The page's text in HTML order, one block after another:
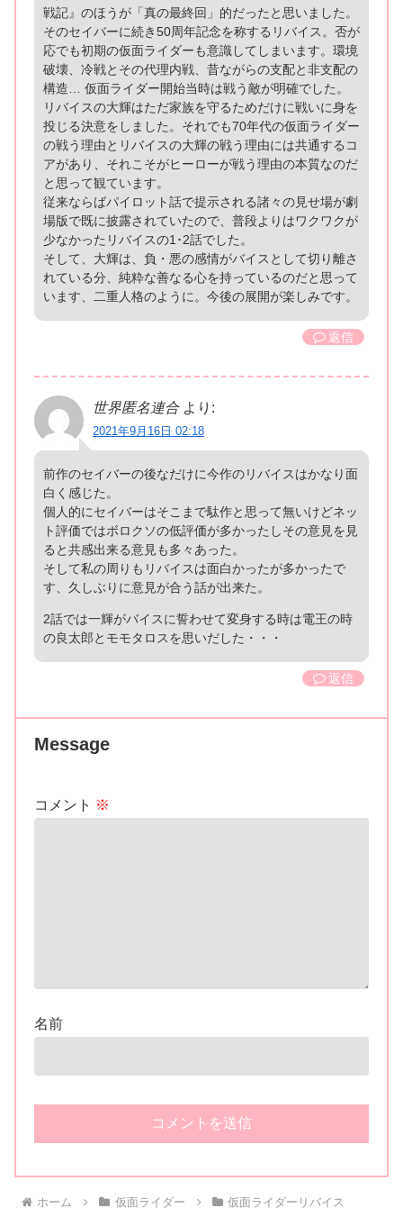
戦記』のほうが「真の最終回」的だったと思いました。
そのセイバーに続き50周年記念を称するリバイス。否が
応でも初期の仮面ライダーも意識してしまいます。環境
破壊、冷戦とその代理内戦、昔ながらの支配と非支配の
構造… 仮面ライダー開始当時は戦う敵が明確でした。
リバイスの大輝はただ家族を守るためだけに戦いに身を
投じる決意をしました。それでも70年代の仮面ライダー
の戦う理由とリバイスの大輝の戦う理由には共通するコ
アがあり、それこそがヒーローが戦う理由の本質なのだ
と思って観ています。
従来ならばパイロット話で提示される諸々の見せ場が劇
場版で既に披露されていたので、普段よりはワクワクが
少なかったリバイスの1･2話でした。
そして、大輝は、負・悪の感情がバイスとして切り離さ
れている分、純粋な善なる心を持っているのだと思って
います、二重人格のように。今後の展開が楽しみです。
返信
世界匿名連合 より:
2021年9月16日 02:18
前作のセイバーの後なだけに今作のリバイスはかなり面
白く感じた。
個人的にセイバーはそこまで駄作と思って無いけどネッ
ト評価ではボロクソの低評価が多かったしその意見を見
ると共感出来る意見も多々あった。
そして私の周りもリバイスは面白かったが多かったで
す、久しぶりに意見が合う話が出来た。
2話では一輝がバイスに誓わせて変身する時は電王の時
の良太郎とモモタロスを思いだした・・・
返信
Message
コメント ※
名前
ホーム 仮面ライダー 仮面ライダーリバイス